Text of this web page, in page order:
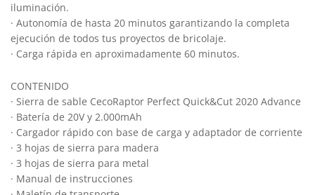
iluminación.
· Autonomía de hasta 20 minutos garantizando la completa
ejecución de todos tus proyectos de bricolaje.
· Carga rápida en aproximadamente 60 minutos.
CONTENIDO
· Sierra de sable CecoRaptor Perfect Quick&Cut 2020 Advance
· Batería de 20V y 2.000mAh
· Cargador rápido con base de carga y adaptador de corriente
· 3 hojas de sierra para madera
· 3 hojas de sierra para metal
· Manual de instrucciones